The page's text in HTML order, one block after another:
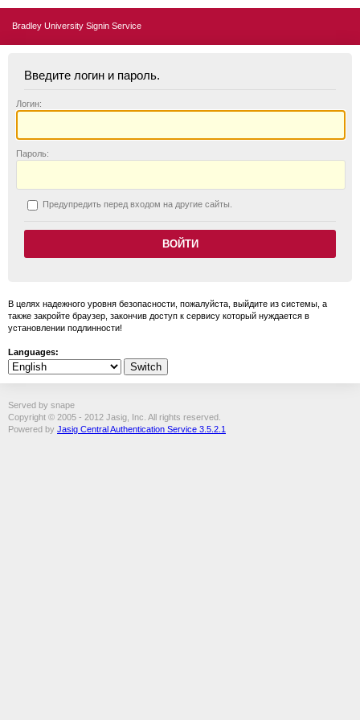
Bradley University Signin Service
Введите логин и пароль.
Логин:
Пароль:
Предупредить перед входом на другие сайты.
В целях надежного уровня безопасности, пожалуйста, выйдите из системы, а
также закройте браузер, закончив доступ к сервису который нуждается в
установлении подлинности!
Languages:
Served by snape
Copyright © 2005 - 2012 Jasig, Inc. All rights reserved.
Powered by Jasig Central Authentication Service 3.5.2.1